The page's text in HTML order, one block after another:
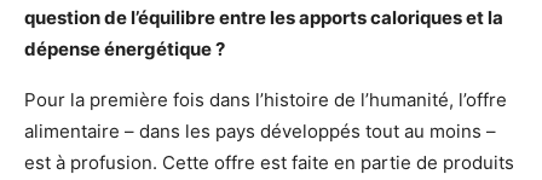
question de l’équilibre entre les apports caloriques et la
dépense énergétique ?
Pour la première fois dans l’histoire de l’humanité, l’offre
alimentaire – dans les pays développés tout au moins –
est à profusion. Cette offre est faite en partie de produits